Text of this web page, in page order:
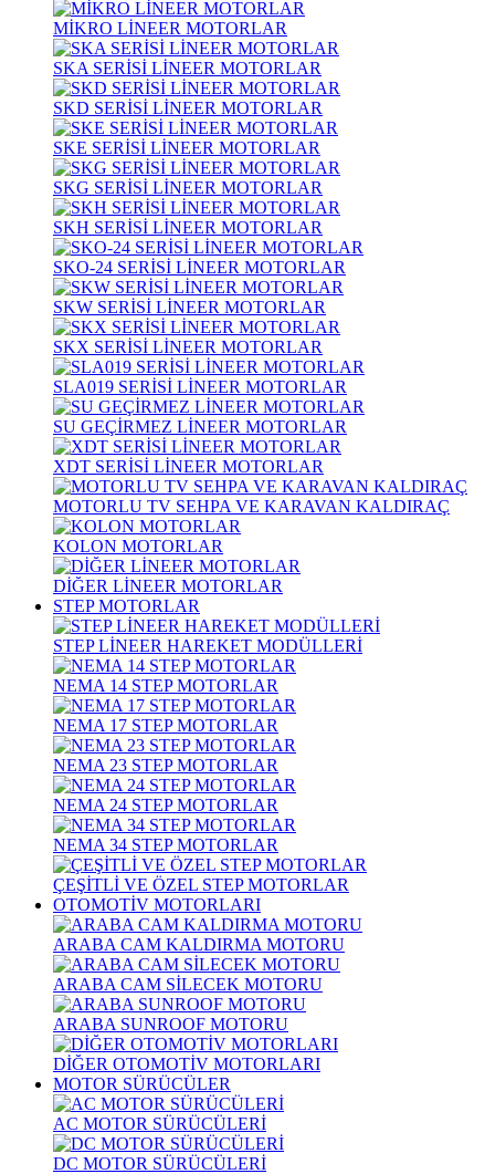
MİKRO LİNEER MOTORLAR
SKA SERİSİ LİNEER MOTORLAR
SKD SERİSİ LİNEER MOTORLAR
SKE SERİSİ LİNEER MOTORLAR
SKG SERİSİ LİNEER MOTORLAR
SKH SERİSİ LİNEER MOTORLAR
SKO-24 SERİSİ LİNEER MOTORLAR
SKW SERİSİ LİNEER MOTORLAR
SKX SERİSİ LİNEER MOTORLAR
SLA019 SERİSİ LİNEER MOTORLAR
SU GEÇİRMEZ LİNEER MOTORLAR
XDT SERİSİ LİNEER MOTORLAR
MOTORLU TV SEHPA VE KARAVAN KALDIRAÇ
KOLON MOTORLAR
DİĞER LİNEER MOTORLAR
STEP MOTORLAR
STEP LİNEER HAREKET MODÜLLERİ
NEMA 14 STEP MOTORLAR
NEMA 17 STEP MOTORLAR
NEMA 23 STEP MOTORLAR
NEMA 24 STEP MOTORLAR
NEMA 34 STEP MOTORLAR
ÇEŞİTLİ VE ÖZEL STEP MOTORLAR
OTOMOTİV MOTORLARI
ARABA CAM KALDIRMA MOTORU
ARABA CAM SİLECEK MOTORU
ARABA SUNROOF MOTORU
DİĞER OTOMOTİV MOTORLARI
MOTOR SÜRÜCÜLER
AC MOTOR SÜRÜCÜLERİ
DC MOTOR SÜRÜCÜLERİ